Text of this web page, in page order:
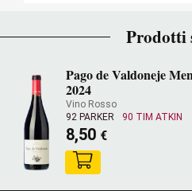
Prodotti
Pago de Valdoneje
2024
Vino Rosso
92 PARKER
90 TIM ATKIN
8,50 €